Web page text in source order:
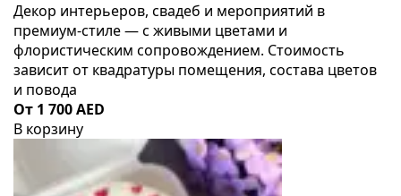
Декор интерьеров, свадеб и мероприятий в
премиум-стиле — с живыми цветами и
флористическим сопровождением. Стоимость
зависит от квадратуры помещения, состава цветов
и повода
От 1 700 AED
В корзину